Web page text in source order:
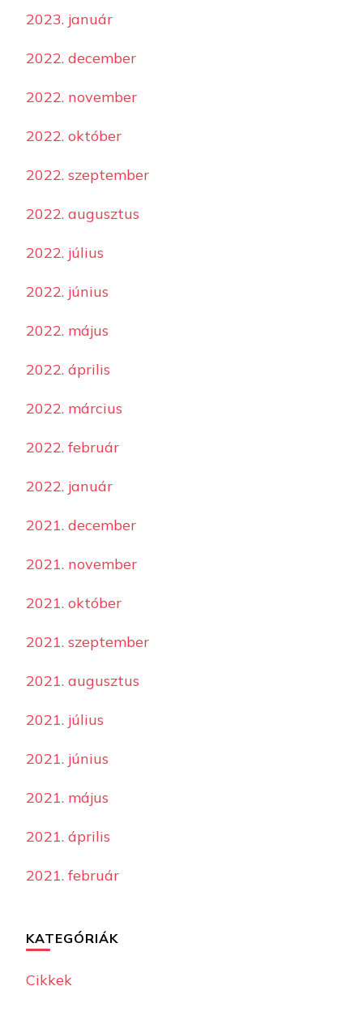
2023. január
2022. december
2022. november
2022. október
2022. szeptember
2022. augusztus
2022. július
2022. június
2022. május
2022. április
2022. március
2022. február
2022. január
2021. december
2021. november
2021. október
2021. szeptember
2021. augusztus
2021. július
2021. június
2021. május
2021. április
2021. február
KATEGÓRIÁK
Cikkek